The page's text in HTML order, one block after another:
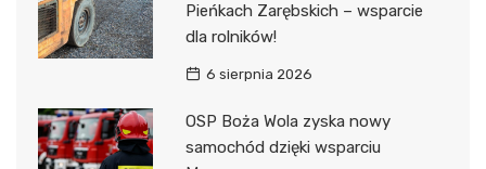
Pieńkach Zarębskich – wsparcie
dla rolników!
6 sierpnia 2026
OSP Boża Wola zyska nowy
samochód dzięki wsparciu